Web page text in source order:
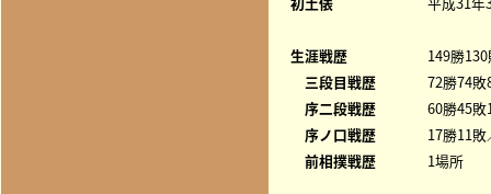
生涯戦歴
149勝
三段目戦歴
72勝74
序二段戦歴
60勝45
序ノ口戦歴
17勝11
前相撲戦歴
1場所